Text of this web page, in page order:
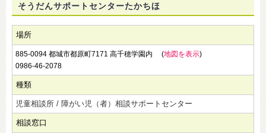
そうだんサポートセンターたかちほ
場所
885-0094 都城市都原町7171 高千穂学園内 (地図を表示)
0986-46-2078
種類
児童相談所 / 障がい児（者）相談サポートセンター
相談窓口